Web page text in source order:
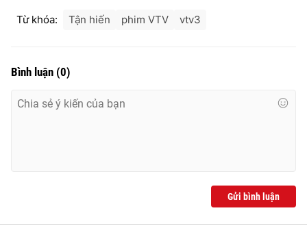
Từ khóa: Tận hiến phim VTV vtv3
Bình luận (0)
Gửi bình luận